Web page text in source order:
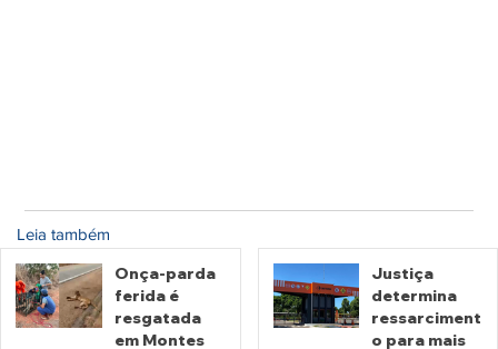
Leia também
Onça-parda
ferida é
resgatada
em Montes
Justiça
determina
ressarciment
o para mais